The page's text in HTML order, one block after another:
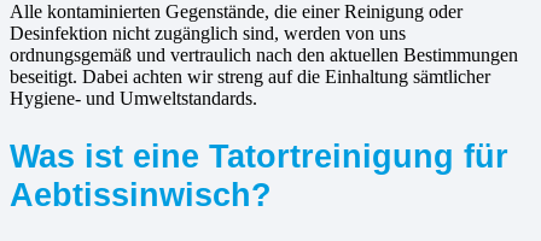
Alle kontaminierten Gegenstände, die einer Reinigung oder
Desinfektion nicht zugänglich sind, werden von uns
ordnungsgemäß und vertraulich nach den aktuellen Bestimmungen
beseitigt. Dabei achten wir streng auf die Einhaltung sämtlicher
Hygiene- und Umweltstandards.
Was ist eine Tatortreinigung für
Aebtissinwisch?